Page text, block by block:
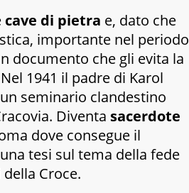
cave di pietra e, dato che
importante nel periodo
documento che gli evita la
1941 il padre di Karol
seminario clandestino
Diventa sacerdote
dove consegue il
tesi sul tema della fede
Croce.